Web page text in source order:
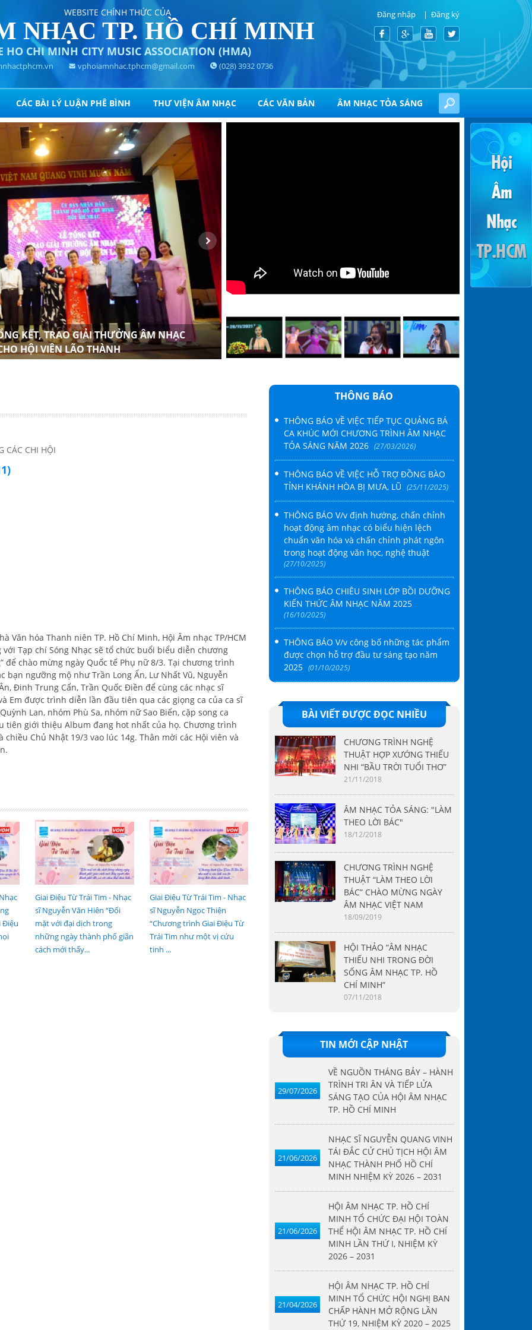
WEBSITE CHÍNH THỨC CỦA
NHẠC TP. HỒ CHÍ MINH
HO CHI MINH CITY MUSIC ASSOCIATION (HMA)
vphoiamnhac.tphcm@gmail.com (028) 3932 0736
Đăng nhập Đăng ký
CÁC BÀI LÝ LUẬN PHÊ BÌNH THƯ VIỆN ÂM NHẠC CÁC VĂN BẢN ÂM NHẠC TỎA SÁNG
KẾT, TRAO GIẢI THƯỞNG ÂM NHẠC
HỘI VIÊN LÃO THÀNH
HỘI ÂM NHẠC THÀNH PHỐ HỒ CHÍ MINH TỔ CHỨC TỌA ĐÀM
NHIỆM CỦA NGƯỜI HOẠT ĐỘNG ÂM NHẠC TẠI THÀNH PHỐ
CÁC CHI HỘI
Văn hóa Thanh niên TP. Hồ Chí Minh, Hội Âm nhạc TP/HCM
với Tạp chí Sóng Nhạc sẽ tổ chức buổi biểu diễn chương
để chào mừng ngày Quốc tế Phụ nữ 8/3. Tại chương trình
bạn ngưỡng mộ như Trần Long Ẩn, Lư Nhất Vũ, Nguyễn
Đinh Trung Cẩn, Trần Quốc Điền để cùng các nhạc sĩ
Em được trình diễn lần đầu tiên qua các giọng ca của ca sĩ
Lan, nhóm Phù Sa, nhóm nữ Sao Biển, cặp song ca
tiên giới thiệu Album đang hot nhất của họ. Chương trình
Chủ Nhật 19/3 vao lúc 14g. Thân mời các Hội viên và
Điệu
Giai Điệu Từ Trái Tim - Nhạc
sĩ Nguyễn Văn Hiên “Đối
mặt với đại dịch trong
những ngày thành phố giãn
cách mới thấy...
Giai Điệu Từ Trái Tim - Nhạc
sĩ Nguyễn Ngọc Thiện
“Chương trình Giai Điệu Từ
Trái Tim như một vị cứu
tinh ...
Giai Điệu Từ Trái Tim Ca sĩ
Võ Thành Tâm - Giọng ca
nội lực tiếp thêm sức mạnh
cho tuyến đầu!
Giai Điệu Từ Trái Tim - Nhạc
sĩ Trịnh Bảo Bàng “Thông
qua chương trình “Giai Điệu
Từ Trái Tim” hy vọng mọi
người thực hiện ...
THÔNG BÁO
THÔNG BÁO VỀ VIỆC TIẾP TỤC QUẢNG BÁ
CA KHÚC MỚI CHƯƠNG TRÌNH ÂM NHẠC
TỎA SÁNG NĂM 2026 (27/03/2026)
THÔNG BÁO VỀ VIỆC HỖ TRỢ ĐỒNG BÀO
TỈNH KHÁNH HÒA BỊ MƯA, LŨ (25/11/2025)
THÔNG BÁO V/v định hướng, chấn chỉnh
hoạt động âm nhạc có biểu hiện lệch
chuẩn văn hóa và chấn chỉnh phát ngôn
trong hoạt động văn học, nghệ thuật
(27/10/2025)
THÔNG BÁO CHIÊU SINH LỚP BỒI DƯỠNG
KIẾN THỨC ÂM NHẠC NĂM 2025
(16/10/2025)
THÔNG BÁO V/v công bố những tác phẩm
được chọn hỗ trợ đầu tư sáng tạo năm
2025 (01/10/2025)
BÀI VIẾT ĐƯỢC ĐỌC NHIỀU
CHƯƠNG TRÌNH NGHỆ
THUẬT HỢP XƯỚNG THIẾU
NHI “BẦU TRỜI TUỔI THƠ”
21/11/2018
ÂM NHẠC TỎA SÁNG: "LÀM
THEO LỜI BÁC"
18/12/2018
CHƯƠNG TRÌNH NGHỆ
THUẬT “LÀM THEO LỜI
BÁC” CHÀO MỪNG NGÀY
ÂM NHẠC VIỆT NAM
18/09/2019
HỘI THẢO “ÂM NHẠC
THIẾU NHI TRONG ĐỜI
SỐNG ÂM NHẠC TP. HỒ
CHÍ MINH”
07/11/2018
TIN MỚI CẬP NHẬT
29/07/2026
VỀ NGUỒN THÁNG BẢY – HÀNH
TRÌNH TRI ÂN VÀ TIẾP LỬA
SÁNG TẠO CỦA HỘI ÂM NHẠC
TP. HỒ CHÍ MINH
21/06/2026
NHẠC SĨ NGUYỄN QUANG VINH
TÁI ĐẮC CỬ CHỦ TỊCH HỘI ÂM
NHẠC THÀNH PHỐ HỒ CHÍ
MINH NHIỆM KỲ 2026 – 2031
21/06/2026
HỘI ÂM NHẠC TP. HỒ CHÍ
MINH TỔ CHỨC ĐẠI HỘI TOÀN
THỂ HỘI ÂM NHẠC TP. HỒ CHÍ
MINH LẦN THỨ I, NHIỆM KỲ
2026 – 2031
21/04/2026
HỘI ÂM NHẠC TP. HỒ CHÍ
MINH TỔ CHỨC HỘI NGHỊ BAN
CHẤP HÀNH MỞ RỘNG LẦN
THỨ 19, NHIỆM KỲ 2020 – 2025